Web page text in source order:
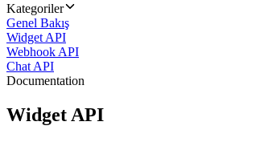
Kategoriler
Genel Bakış
Widget API
Webhook API
Chat API
Documentation
Widget API